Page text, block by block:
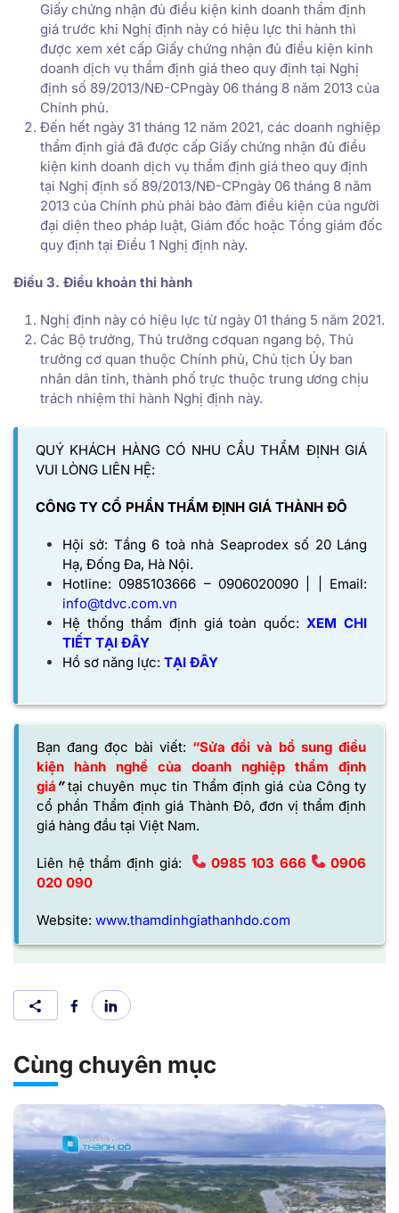
Giấy chứng nhận đủ điều kiện kinh doanh thẩm định
giá trước khi Nghị định này có hiệu lực thi hành thì
được xem xét cấp Giấy chứng nhận đủ điều kiện kinh
doanh dịch vụ thẩm định giá theo quy định tại Nghị
định số 89/2013/NĐ-CPngày 06 tháng 8 năm 2013 của
Chính phủ.
Đến hết ngày 31 tháng 12 năm 2021, các doanh nghiệp
thẩm định giá đã được cấp Giấy chứng nhận đủ điều
kiện kinh doanh dịch vụ thẩm định giá theo quy định
tại Nghị định số 89/2013/NĐ-CPngày 06 tháng 8 năm
2013 của Chính phủ phải bảo đảm điều kiện của người
đại diện theo pháp luật, Giám đốc hoặc Tổng giám đốc
quy định tại Điều 1 Nghị định này.
Điều 3. Điều khoản thi hành
Nghị định này có hiệu lực từ ngày 01 tháng 5 năm 2021.
Các Bộ trưởng, Thủ trưởng cơquan ngang bộ, Thủ
trưởng cơ quan thuộc Chính phủ, Chủ tịch Ủy ban
nhân dân tỉnh, thành phố trực thuộc trung ương chịu
trách nhiệm thi hành Nghị định này.
QUÝ KHÁCH HÀNG CÓ NHU CẦU THẨM ĐỊNH GIÁ
VUI LÒNG LIÊN HỆ:
CÔNG TY CỔ PHẦN THẨM ĐỊNH GIÁ THÀNH ĐÔ
Hội sở: Tầng 6 toà nhà Seaprodex số 20 Láng
Hạ, Đống Đa, Hà Nội.
Hotline: 0985103666 – 0906020090 | | Email:
info@tdvc.com.vn
Hệ thống thẩm định giá toàn quốc:XEM CHI
TIẾT TẠI ĐÂY
Hồ sơ năng lực: TẠI ĐÂY
Bạn đang đọc bài viết: “Sửa đổi và bổ sung điều
kiện hành nghề của doanh nghiệp thẩm định
giá ” tại chuyên mục tin Thẩm định giá của Công ty
cổ phần Thẩm định giá Thành Đô, đơn vị thẩm định
giá hàng đầu tại Việt Nam.
Liên hệ thẩm định giá: 0985 103 666
0906
020 090
Website: www.thamdinhgiathanhdo.com
Cùng chuyên mục